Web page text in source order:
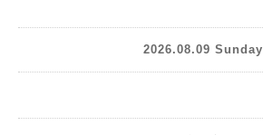
2026.08.09 Sunday